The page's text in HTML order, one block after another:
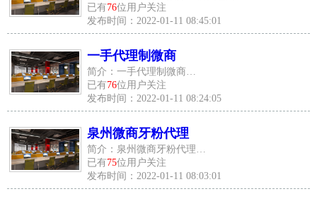
已有76位用户关注
发布时间：2022-01-11 08:45:01
一手代理制微商
简介：一手代理制微商…
已有76位用户关注
发布时间：2022-01-11 08:24:05
泉州微商牙粉代理
简介：泉州微商牙粉代理…
已有75位用户关注
发布时间：2022-01-11 08:03:01